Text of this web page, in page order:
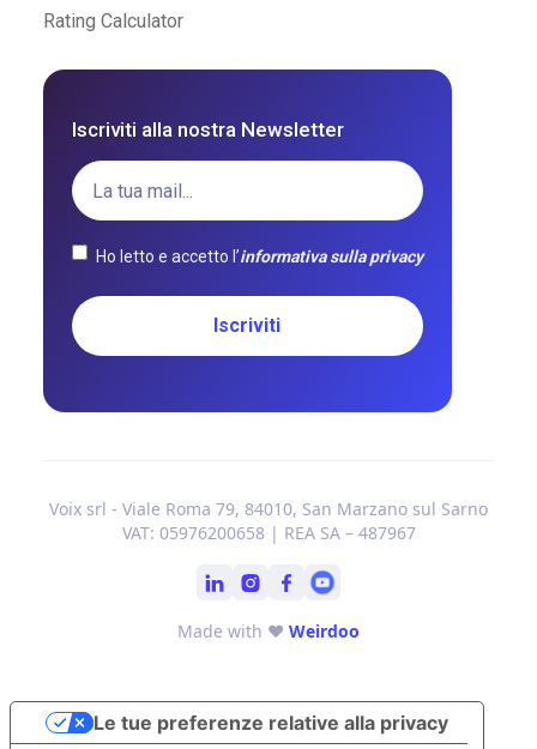
Rating Calculator
Iscriviti alla nostra Newsletter
Ho letto e accetto l’informativa sulla privacy
Voix srl - Viale Roma 79, 84010, San Marzano sul Sarno
VAT: 05976200658 | REA SA – 487967
Made with ❤ Weirdoo
Le tue preferenze relative alla privacy